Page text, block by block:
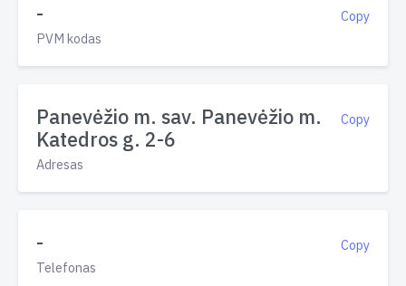
Copy
-
PVM kodas
Copy
Panevėžio m. sav. Panevėžio m.
Katedros g. 2-6
Adresas
Copy
-
Telefonas